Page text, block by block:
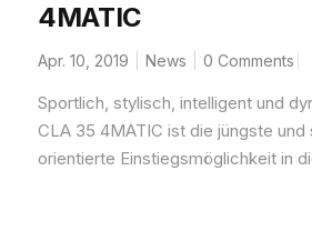
4MATIC
Apr. 10, 2019 News 0 Comments
Sportlich, stylisch, intelligent und
CLA 35 4MATIC ist die jüngste
orientierte Einstiegsmöglichkeit in